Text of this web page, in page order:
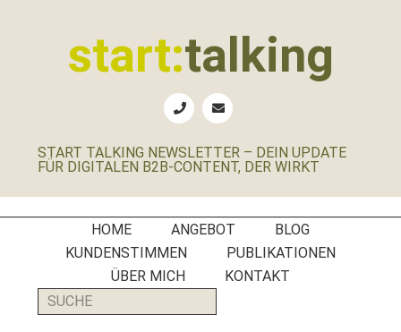
start:talking
B2B-
Social
Media
Manager
PR-
Agenturen
START TALKING NEWSLETTER – DEIN UPDATE
FÜR DIGITALEN B2B-CONTENT, DER WIRKT
HOME ANGEBOT
BLOG
KUNDENSTIMMEN
PUBLIKATIONEN
ÜBER MICH
KONTAKT
SUCHE